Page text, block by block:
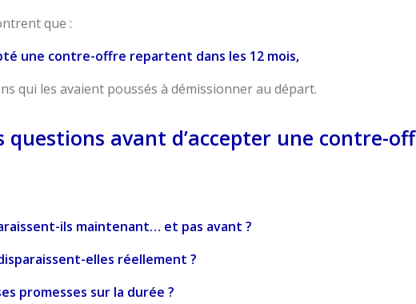
que :
une contre-offre repartent dans les 12 mois,
qui les avaient poussés à démissionner au départ.
questions avant d’accepter une contre-
ils maintenant… et pas avant ?
elles réellement ?
promesses sur la durée ?